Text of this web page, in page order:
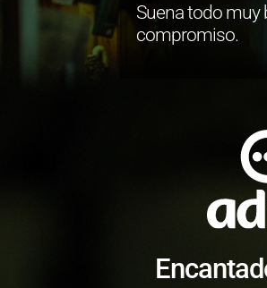
Suena todo muy
compromiso.